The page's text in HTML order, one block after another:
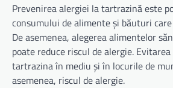
Prevenirea alergiei la tartrazină este
consumului de alimente și băuturi
De asemenea, alegerea alimentelor
poate reduce riscul de alergie.
tartrazina în mediu și în locurile de
asemenea, riscul de alergie.